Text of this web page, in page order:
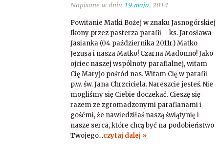
Napisane w dniu 19 maja, 2014
Powitanie Matki Bożej w znaku Jasnogórskiej
Ikony przez pasterza parafii – ks. Jarosława
Jasianka (04 października 2011r.) Matko
Jezusa i nasza Matko! Czarna Madonno! Jako
ojciec naszej wspólnoty parafialnej, witam
Cię Maryjo pośród nas. Witam Cię w parafii
p.w. św. Jana Chrzciciela. Nareszcie jesteś. Nie
mogliśmy się Ciebie doczekać. Cieszę się
razem ze zgromadzonymi parafianami i
gośćmi, że nawiedziłaś naszą świątynię i
nasze serca, które chcą być na podobieństwo
Twojego…czytaj dalej »